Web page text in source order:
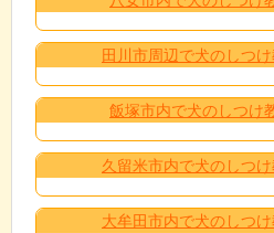
田川市周辺で犬のしつ
飯塚市内で犬のしつけ
久留米市内で犬のしつ
大牟田市内で犬のしつ